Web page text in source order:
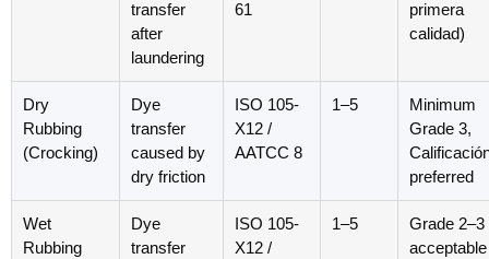
transfer
after
laundering
61
primera
calidad)
Dry
Rubbing
(Crocking)
Dye
transfer
caused by
dry friction
ISO 105-
X12 /
AATCC 8
1–5
Minimum
Grade 3,
preferred
Wet
Rubbing
Dye
transfer
ISO 105-
X12 /
1–5
Grade 2–3